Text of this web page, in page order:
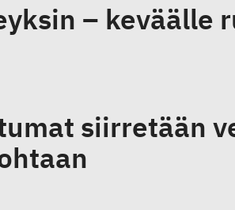
– keväälle
siirretään